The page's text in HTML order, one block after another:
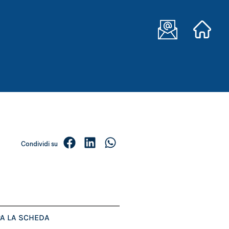
Condividi su
LA SCHEDA